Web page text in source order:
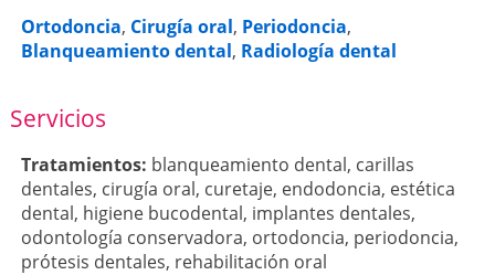
Ortodoncia, Cirugía oral, Periodoncia,
Blanqueamiento dental, Radiología dental
Servicios
Tratamientos: blanqueamiento dental, carillas
dentales, cirugía oral, curetaje, endodoncia, estética
dental, higiene bucodental, implantes dentales,
odontología conservadora, ortodoncia, periodoncia,
prótesis dentales, rehabilitación oral